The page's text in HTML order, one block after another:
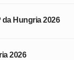
Hungria 2026
2026